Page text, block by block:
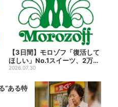
【3日間】モロゾフ「復活して
ほしい」No.1スイーツ、2万3
865票から選ばれた...
2026.07.30
“ある特